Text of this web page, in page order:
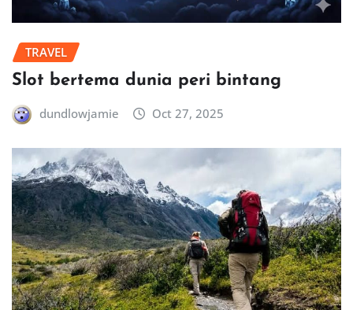
TRAVEL
Slot bertema dunia peri bintang
dundlowjamie Oct 27, 2025